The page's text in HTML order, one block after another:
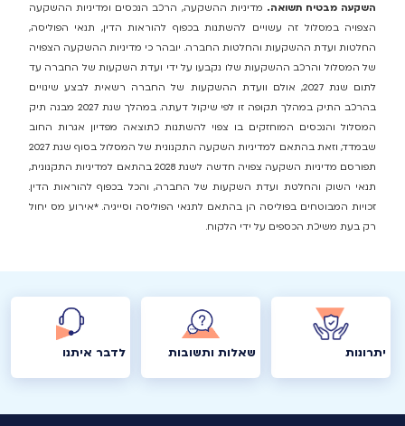
השקעה מבטיח תשואה. מדיניות ההשקעה, הרכב הנכסים ומדיניות ההשקעה
הצפויה במסלול זה עשויים להשתנות בכפוף להוראות הדין, תנאי הפוליסה,
החלטות ועדת ההשקעות והחלטות החברה. יובהר כי מדיניות ההשקעה הצפויה
של המסלול והרכב ההשקעות שלו נקבעו על ידי ועדת השקעות של החברה עד
לתום שנת 2027, אולם וועדת ההשקעות של החברה רשאית לבצע שינויים
בהרכב התיק במהלך תקופה זו לפי שיקול דעתה. במהלך שנת 2027 מבנה תיק
המסלול והנכסים המוחזקים בו צפוי להשתנות כתוצאה מפדיון אגרות החוב
שבמדד, וזאת בהתאם למדיניות השקעה התקנונית של המסלול. בסוף שנת 2027
תפורסם מדיניות השקעה צפויה חדשה לשנת 2028 בהתאם למדיניות התקנונית,
תנאי השוק והחלטת ועדת השקעות של החברה, והכל בכפוף להוראות הדין.
זכויות המבוטחים בפוליסה הן בהתאם לתנאי הפוליסה וסייגיה. *אירוע מס יחול
רק בעת משיכת הכספים על ידי הלקוח.
יתרונות שאלות ותשובות לדבר איתנו